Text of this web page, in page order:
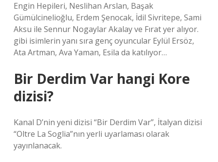
Engin Hepileri, Neslihan Arslan, Başak
Gümülcinelioğlu, Erdem Şenocak, İdil Sivritepe, Sami
Aksu ile Sennur Nogaylar Akalay ve Fırat yer alıyor.
gibi isimlerin yanı sıra genç oyuncular Eylül Ersöz,
Ata Artman, Ava Yaman, Esila da katılıyor…
Bir Derdim Var hangi Kore
dizisi?
Kanal D’nin yeni dizisi “Bir Derdim Var”, İtalyan dizisi
“Oltre La Soglia”nın yerli uyarlaması olarak
yayınlanacak.